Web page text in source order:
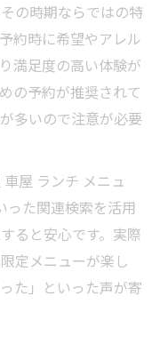
の時期ならではの特
約時に希望やアレル
満足度の高い体験が
の予約が推奨されて
多いので注意が必要
屋 ランチ メニュ
った関連検索を活用
ると安心です。実際
定メニューが楽し
た」といった声が寄